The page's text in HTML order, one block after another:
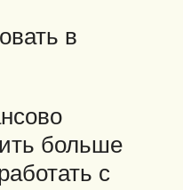
в
больше
с